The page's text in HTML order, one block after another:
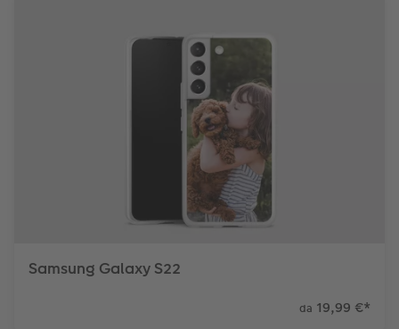
Samsung Galaxy S22
da 19,99 €*